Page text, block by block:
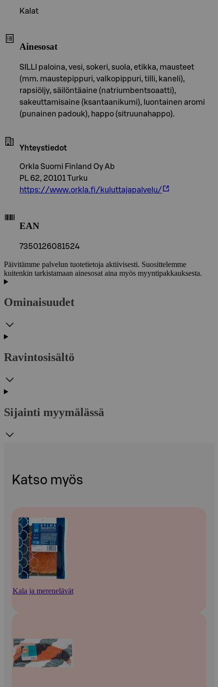
Kalat
Ainesosat
SILLI paloina, vesi, sokeri, suola, etikka, mausteet
(mm. maustepippuri, valkopippuri, tilli, kaneli),
rapsiöljy, säilöntäaine (natriumbentsoaatti),
sakeuttamisaine (ksantaanikumi), luontainen aromi
(punainen padouk), happo (sitruunahappo).
Yhteystiedot
Orkla Suomi Finland Oy Ab
PL 62, 20101 Turku
https://www.orkla.fi/kuluttajapalvelu/
EAN
7350126081524
Päivitämme palvelun tuotetietoja aktiivisesti. Suosittelemme
kuitenkin tarkistamaan ainesosat aina myös myyntipakkauksesta.
Ominaisuudet
Ravintosisältö
Sijainti myymälässä
Katso myös
Kala ja merenelävät